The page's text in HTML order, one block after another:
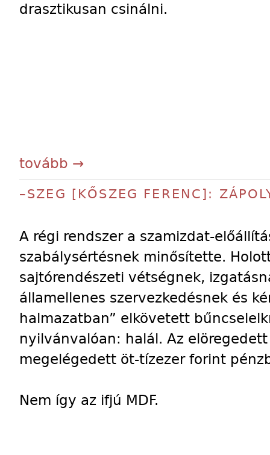
drasztikusan csinálni.
tovább →
–SZEG [KŐSZEG FERENC]:
A régi rendszer a szamizdat-
szabálysértésnek minősítette.
sajtórendészeti vétségnek,
államellenes szervezkedésnek és
halmazatban” elkövetett
nyilvánvalóan: halál. Az
megelégedett öt-tízezer forint
Nem így az ifjú MDF.